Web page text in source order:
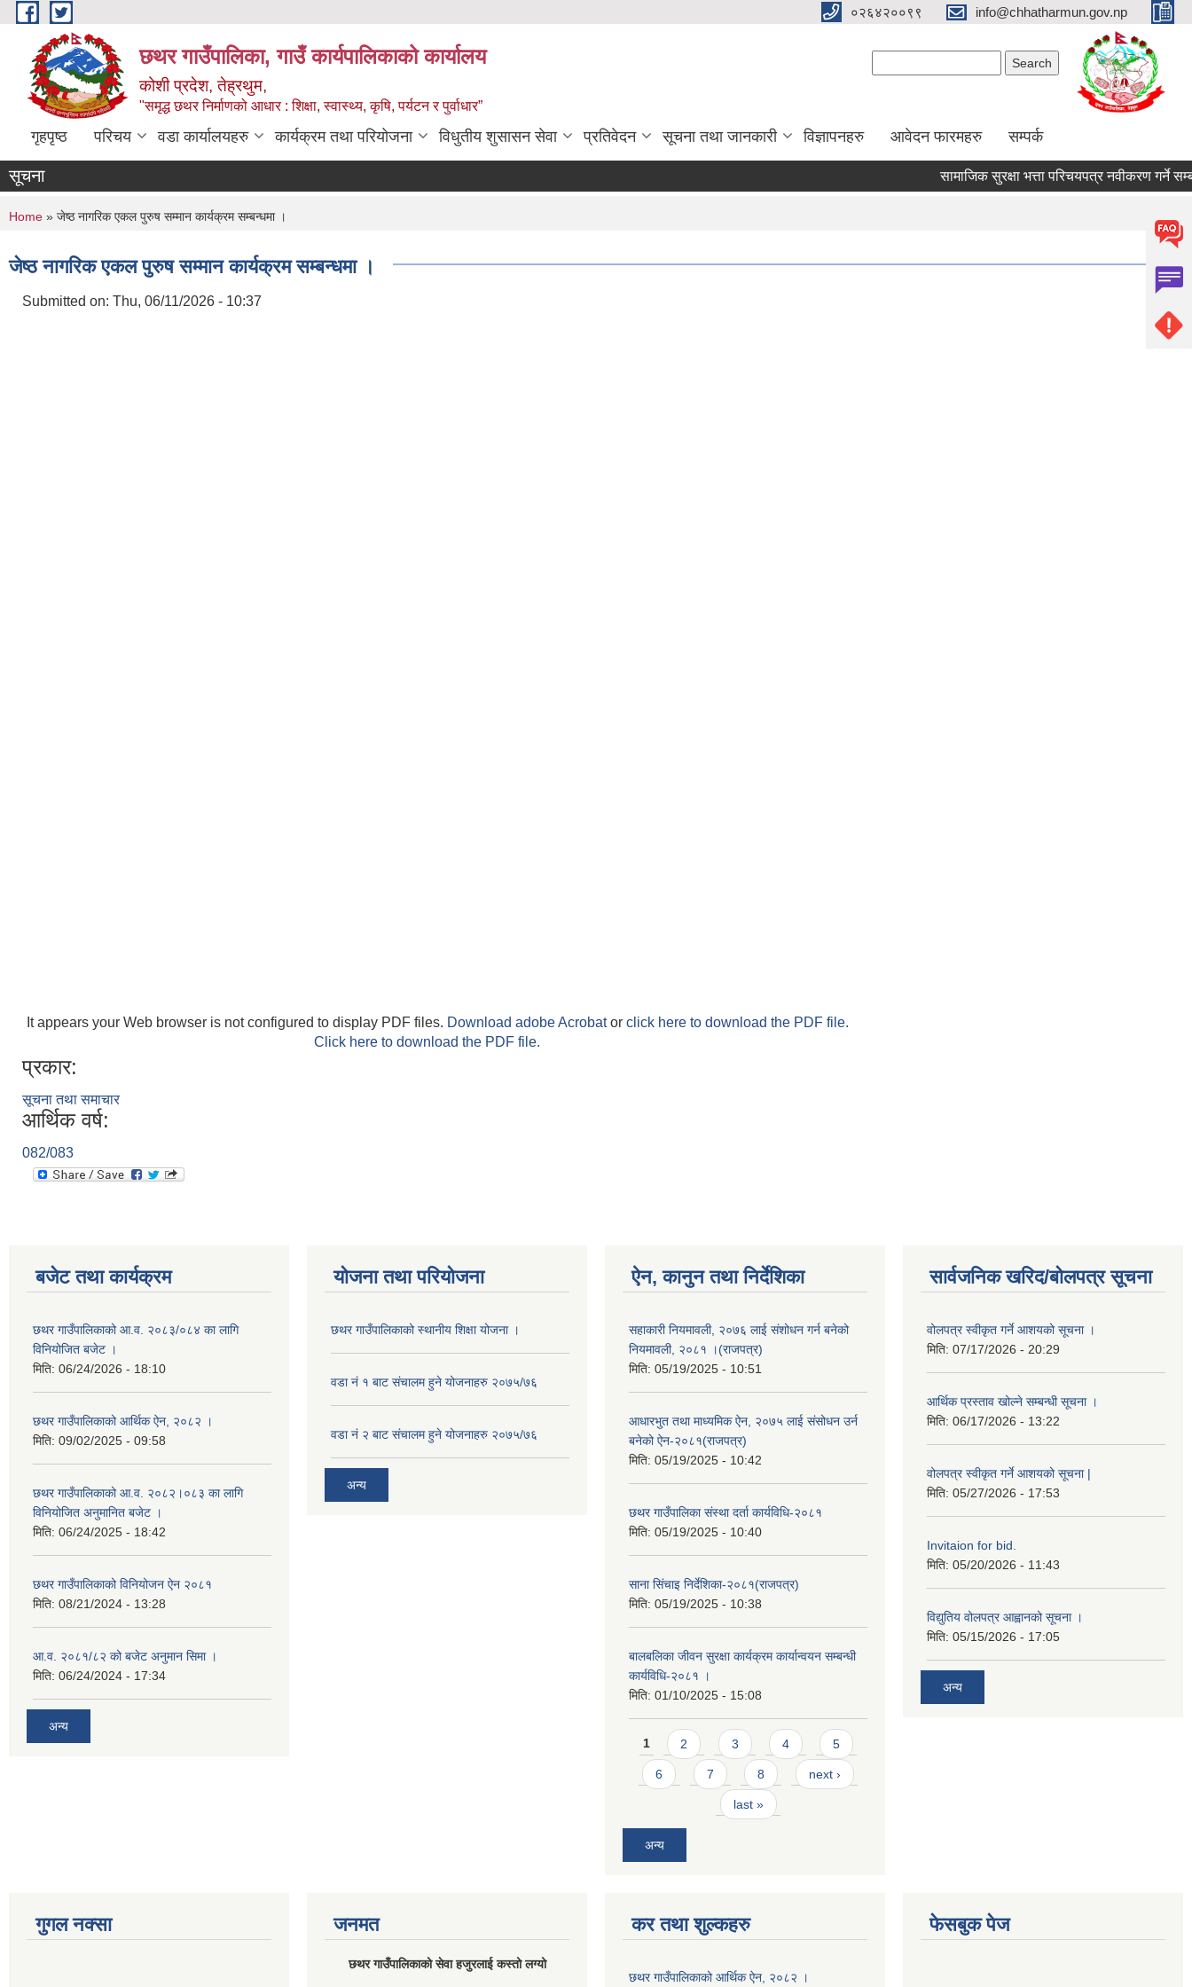
Skip to main content ०२६४२००९९ info@chhatharmun.gov.np
छथर गाउँपालिका, गाउँ कार्यपालिकाको कार्यालय
कोशी प्रदेश, तेह्रथुम,
"समृद्ध छथर निर्माणको आधार : शिक्षा, स्वास्थ्य, कृषि, पर्यटन र पुर्वाधार”
गृहपृष्ठ परिचय वडा कार्यालयहरु कार्यक्रम तथा परियोजना विधुतीय शुसासन सेवा प्रतिवेदन सूचना तथा जानकारी विज्ञापनहरु आवेदन फारमहरु सम्पर्क
सूचना सामाजिक सुरक्षा भत्ता परिचयपत्र नवीकरण गर्ने सम्बन्धी
You are here
Home » जेष्ठ नागरिक एकल पुरुष सम्मान कार्यक्रम सम्बन्धमा ।
जेष्ठ नागरिक एकल पुरुष सम्मान कार्यक्रम सम्बन्धमा ।
Submitted on: Thu, 06/11/2026 - 10:37
It appears your Web browser is not configured to display PDF files. Download adobe Acrobator click here to download the PDF file.
Click here to download the PDF file.
प्रकार:
सूचना तथा समाचार
आर्थिक वर्ष:
082/083
बजेट तथा कार्यक्रम
छथर गाउँपालिकाको आ.व. २०८३/०८४ का लागि
विनियोजित बजेट ।
मिति: 06/24/2026 - 18:10
छथर गाउँपालिकाको आर्थिक ऐन, २०८२ ।
मिति: 09/02/2025 - 09:58
छथर गाउँपालिकाको आ.व. २०८२।०८३ का लागि
विनियोजित अनुमानित बजेट ।
मिति: 06/24/2025 - 18:42
छथर गाउँपालिकाको विनियोजन ऐन २०८१
मिति: 08/21/2024 - 13:28
आ.व. २०८१/८२ को बजेट अनुमान सिमा ।
मिति: 06/24/2024 - 17:34
अन्य
योजना तथा परियोजना
छथर गाउँपालिकाको स्थानीय शिक्षा योजना ।
वडा नं १ बाट संचालम हुने योजनाहरु २०७५/७६
वडा नं २ बाट संचालम हुने योजनाहरु २०७५/७६
अन्य
ऐन, कानुन तथा निर्देशिका
सहाकारी नियमावली, २०७६ लाई संशोधन गर्न बनेको
नियमावली, २०८१ ।(राजपत्र)
मिति: 05/19/2025 - 10:51
आधारभुत तथा माध्यमिक ऐन, २०७५ लाई संसोधन उर्न
बनेको ऐन-२०८१(राजपत्र)
मिति: 05/19/2025 - 10:42
छथर गाउँपालिका संस्था दर्ता कार्यविधि-२०८१
मिति: 05/19/2025 - 10:40
साना सिंचाइ निर्देशिका-२०८१(राजपत्र)
मिति: 05/19/2025 - 10:38
बालबलिका जीवन सुरक्षा कार्यक्रम कार्यान्वयन सम्बन्धी
कार्यविधि-२०८१ ।
मिति: 01/10/2025 - 15:08
Pages
1 2 3 4 5
6 7 8 next ›
last »
अन्य
सार्वजनिक खरिद/बोलपत्र सूचना
वोलपत्र स्वीकृत गर्ने आशयको सूचना ।
मिति: 07/17/2026 - 20:29
आर्थिक प्रस्ताव खोल्ने सम्बन्धी सूचना ।
मिति: 06/17/2026 - 13:22
वोलपत्र स्वीकृत गर्ने आशयको सूचना |
मिति: 05/27/2026 - 17:53
Invitaion for bid.
मिति: 05/20/2026 - 11:43
विद्युतिय वोलपत्र आह्वानको सूचना ।
मिति: 05/15/2026 - 17:05
अन्य
गुगल नक्सा जनमत
छथर गाउँपालिकाको सेवा हजुरलाई कस्तो लग्यो
कर तथा शुल्कहरु
छथर गाउँपालिकाको आर्थिक ऐन, २०८२ ।
फेसबुक पेज